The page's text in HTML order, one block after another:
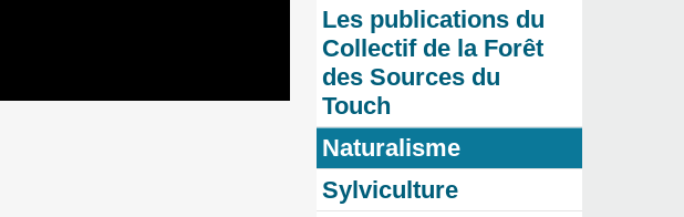
Les publications du
Collectif de la Forêt
des Sources du
Touch
Naturalisme
Sylviculture